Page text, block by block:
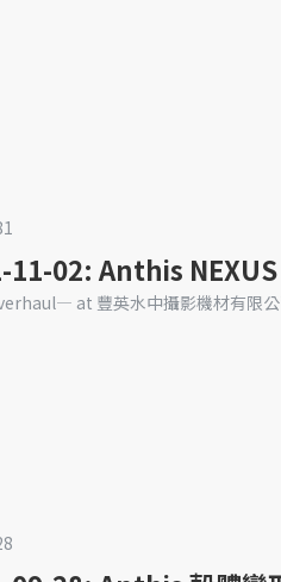
11-02: Anthis
at 豐英水中攝影機材有限公